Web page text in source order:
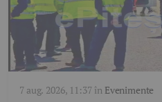
7 aug. 2026, 11:37în Evenimente